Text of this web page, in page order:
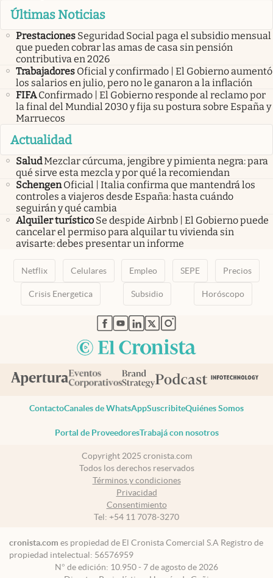
Últimas Noticias
Prestaciones Seguridad Social paga el subsidio mensual
que pueden cobrar las amas de casa sin pensión
contributiva en 2026
Trabajadores Oficial y confirmado | El Gobierno aumentó
los salarios en julio, pero no le ganaron a la inflación
FIFA Confirmado | El Gobierno responde al reclamo por
la final del Mundial 2030 y fija su postura sobre España y
Marruecos
Actualidad
SaludMezclar cúrcuma, jengibre y pimienta negra: para
qué sirve esta mezcla y por qué la recomiendan
Schengen Oficial | Italia confirma que mantendrá los
controles a viajeros desde España: hasta cuándo
seguirán y qué cambia
Alquiler turístico Se despide Airbnb | El Gobierno puede
cancelar el permiso para alquilar tu vivienda sin
avisarte: debes presentar un informe
Netflix Celulares Empleo SEPE Precios
Crisis Energetica Subsidio Horóscopo
abre en nueva pestaña
abre en nueva pestaña
abre en nueva pestaña
abre en nueva pestaña
abre en nueva pestaña
ContactoCanales de WhatsAppSuscribiteQuiénes Somos
Portal de ProveedoresTrabajá con nosotros
Copyright 2025 cronista.com
Todos los derechos reservados
Términos y condiciones
Privacidad
Consentimiento
Tel: +54 11 7078-3270
cronista.com es propiedad de El Cronista Comercial S.A Registro de
propiedad intelectual: 56576959
N° de edición: 10.950 - 7 de agosto de 2026